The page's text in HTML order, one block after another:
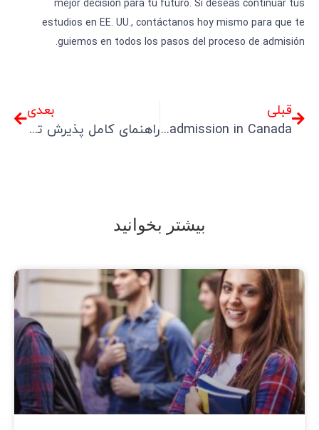
estudios en EE. UU., contáctanos hoy mismo para que te
guiemos en todos los pasos del proceso de admisión.
قبلی
Guide to international student admission in Canada.
بعدی
راهنمای کامل پذیرش تحصیلی در اسپانیا و زبان‌های مورد قبول دانشگاه‌ها
بیشتر بخوانید